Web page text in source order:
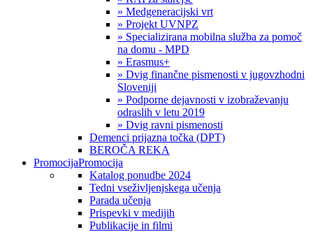
» Medgeneracijski vrt
» Projekt UVNPZ
» Specializirana mobilna služba za pomoč
na domu - MPD
» Erasmus+
» Dvig finančne pismenosti v jugovzhodni
Sloveniji
» Podporne dejavnosti v izobraževanju
odraslih v letu 2019
» Dvig ravni pismenosti
Demenci prijazna točka (DPT)
BEROČA REKA
PromocijaPromocija
Katalog ponudbe 2024
Tedni vseživljenjskega učenja
Parada učenja
Prispevki v medijih
Publikacije in filmi